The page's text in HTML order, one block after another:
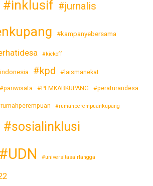
#inklusif #jurnalis
#kampanyebersama
#kickoff
#kpd #laismanekat
#pariwisata #PEMKABKUPANG #peraturandesa
#rumahperempuankupang
#sosialinklusi
#UDN #universitasairlangga